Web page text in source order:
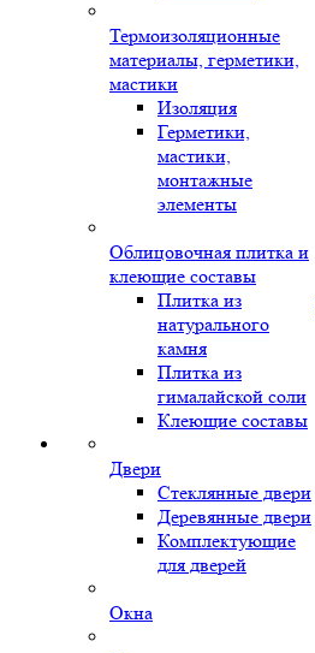
Термоизоляционные
материалы, герметики,
мастики
Изоляция
Герметики,
мастики,
монтажные
элементы
Облицовочная плитка и
клеющие составы
Плитка из
натурального
камня
Плитка из
гималайской соли
Клеющие составы
Двери
Стеклянные двери
Деревянные двери
Комплектующие
для дверей
Окна